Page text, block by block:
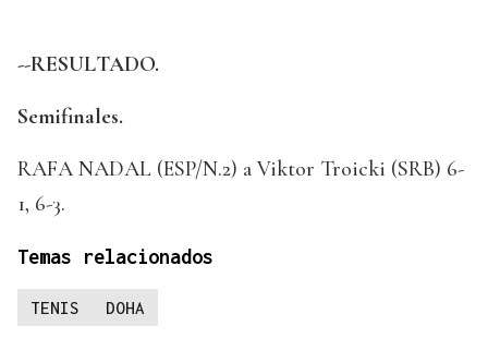
--RESULTADO.
Semifinales.
RAFA NADAL (ESP/N.2) a Viktor Troicki (SRB) 6-
1, 6-3.
Temas relacionados
TENIS DOHA